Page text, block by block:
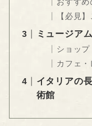
【必見
ミュージア
ショップ
カフェ
イタリアの
術館